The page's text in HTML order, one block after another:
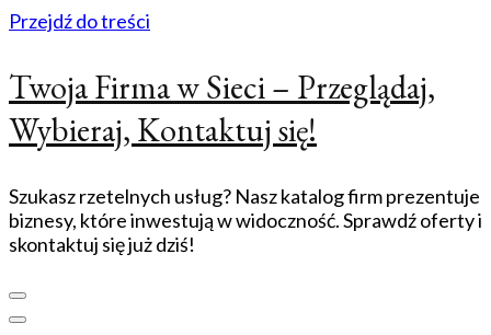
Przejdź do treści
Twoja Firma w Sieci – Przeglądaj,
Wybieraj, Kontaktuj się!
Szukasz rzetelnych usług? Nasz katalog firm prezentuje
biznesy, które inwestują w widoczność. Sprawdź oferty i
skontaktuj się już dziś!